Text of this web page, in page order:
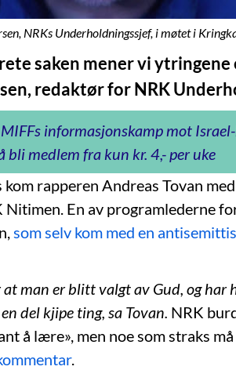
NRKs Underholdningssjef, i møtet i
saken mener vi
redaktør for NRK
informasjonskamp mot
bli medlem fra kun kr. 4,- per uke
kom rapperen Andreas Tovan
Nitimen. En av programlederne
som selv kom med en
man er blitt valgt av Gud, og har
del kjipe ting, sa Tovan. NRK
å lære», men noe som straks
.